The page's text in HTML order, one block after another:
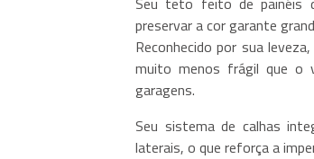
preservar a cor garante
Reconhecido por sua
muito menos frágil que o
garagens.
Seu sistema de calhas
laterais, o que reforça a